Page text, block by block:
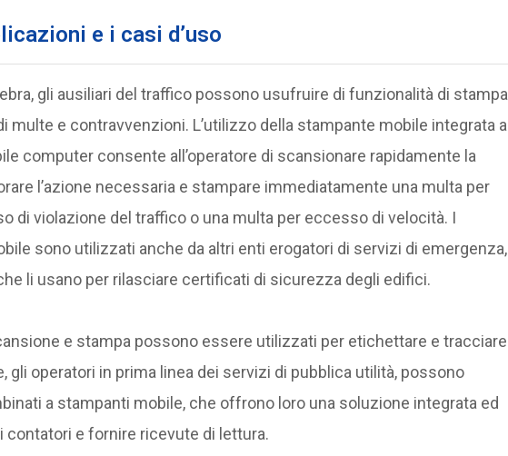
e i casi d’uso
gli ausiliari del traffico possono usufruire di funzionalità di stampa
multe e contravvenzioni. L’utilizzo della stampante mobile integrata a
computer consente all’operatore di scansionare rapidamente la
l’azione necessaria e stampare immediatamente una multa per
di violazione del traffico o una multa per eccesso di velocità. I
sono utilizzati anche da altri enti erogatori di servizi di emergenza,
li usano per rilasciare certificati di sicurezza degli edifici.
e stampa possono essere utilizzati per etichettare e tracciare
gli operatori in prima linea dei servizi di pubblica utilità, possono
a stampanti mobile, che offrono loro una soluzione integrata ed
contatori e fornire ricevute di lettura.